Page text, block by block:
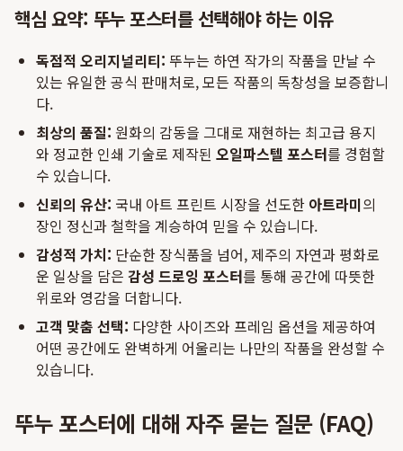
핵심 요약: 뚜누 포스터를 선택해야 하는 이유
독점적 오리지널리티: 뚜누는 하연 작가의 작품을 만날 수
있는 유일한 공식 판매처로, 모든 작품의 독창성을 보증합니
다.
최상의 품질: 원화의 감동을 그대로 재현하는 최고급 용지
와 정교한 인쇄 기술로 제작된 오일파스텔 포스터를 경험할
수 있습니다.
신뢰의 유산: 국내 아트 프린트 시장을 선도한 아트라미의
장인 정신과 철학을 계승하여 믿을 수 있습니다.
감성적 가치: 단순한 장식품을 넘어, 제주의 자연과 평화로
운 일상을 담은 감성 드로잉 포스터를 통해 공간에 따뜻한
위로와 영감을 더합니다.
고객 맞춤 선택: 다양한 사이즈와 프레임 옵션을 제공하여
어떤 공간에도 완벽하게 어울리는 나만의 작품을 완성할 수
있습니다.
뚜누 포스터에 대해 자주 묻는 질문 (FAQ)